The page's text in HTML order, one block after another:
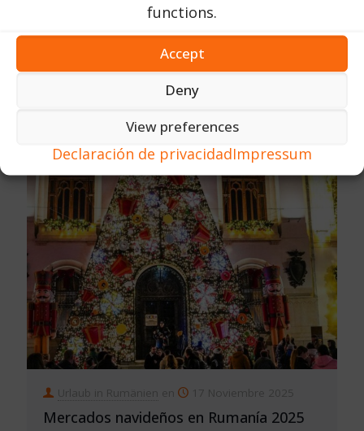
functions.
Accept
Deny
View preferences
Declaración de privacidadImpressum
ADZ für Rumänien en 21 Noviembre 2025
Libro „Das Harbachtal, das Kaltbachtal
und der Krautwinkel“
Urlaub in Rumänien en 17 Noviembre 2025
Mercados navideños en Rumanía 2025